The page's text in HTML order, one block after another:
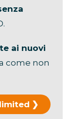
ai nuovi
come non